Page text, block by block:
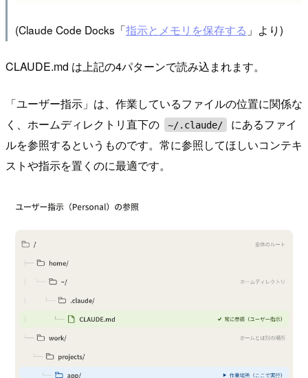
(Claude Code Docks「指示とメモリを保存する 」より)
CLAUDE.md は上記の4パターンで読み込まれます。
「ユーザー指示」は、作業しているファイルの位置に関係な
く、ホームディレクトリ直下の
~/.claude/
にあるファイ
ルを参照するというものです。常に参照してほしいコンテキ
ストや指示を置くのに最適です。